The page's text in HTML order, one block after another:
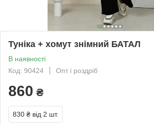
Туніка + хомут знімний БАТАЛ
В наявності
Код: 90424
Опт і роздріб
860 ₴
830 ₴ від 2 шт.